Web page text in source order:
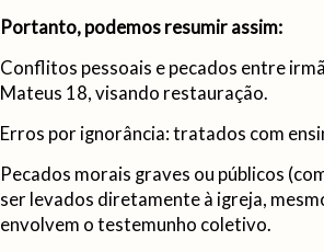
Portanto, podemos resumir assim:
Conflitos pessoais e pecados entre
Mateus 18, visando restauração.
Erros por ignorância: tratados com
Pecados morais graves ou públicos
ser levados diretamente à igreja,
envolvem o testemunho coletivo.